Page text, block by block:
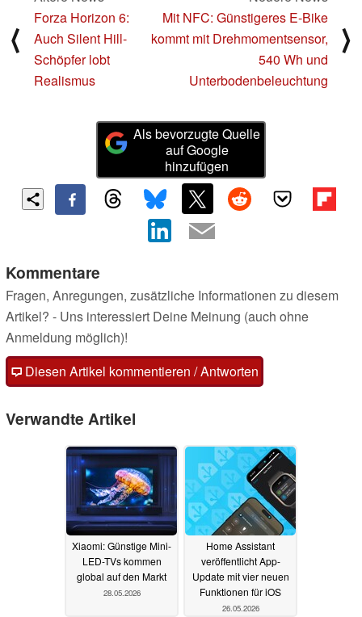
⟨
Forza Horizon 6:
Auch Silent Hill-
Schöpfer lobt
Realismus
Mit NFC: Günstigeres E-Bike
kommt mit Drehmomentsensor,
540 Wh und
Unterbodenbeleuchtung
⟩
Als bevorzugte Quelle
auf Google
hinzufügen
Kommentare
Fragen, Anregungen, zusätzliche Informationen zu diesem
Artikel? - Uns interessiert Deine Meinung (auch ohne
Anmeldung möglich)!
Diesen Artikel kommentieren / Antworten
Verwandte Artikel
Xiaomi: Günstige Mini-
LED-TVs kommen
global auf den Markt
28.05.2026
Home Assistant
veröffentlicht App-
Update mit vier neuen
Funktionen für iOS
26.05.2026